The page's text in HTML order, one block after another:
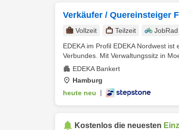
Verkäufer / Quereinsteiger
Vollzeit Teilzeit JobRad
EDEKA im Profil EDEKA Nordwest
Verbundes. Mit Verwaltungssitz in
EDEKA Bankert
Hamburg
heute neu
Kostenlos die neuesten